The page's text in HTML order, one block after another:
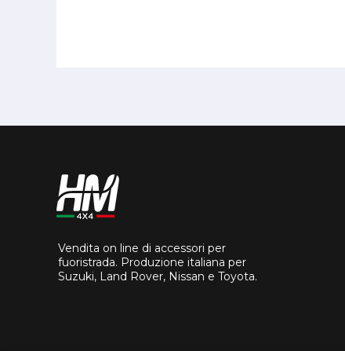
Vendita on line di accessori per
fuoristrada. Produzione italiana per
Suzuki, Land Rover, Nissan e Toyota.